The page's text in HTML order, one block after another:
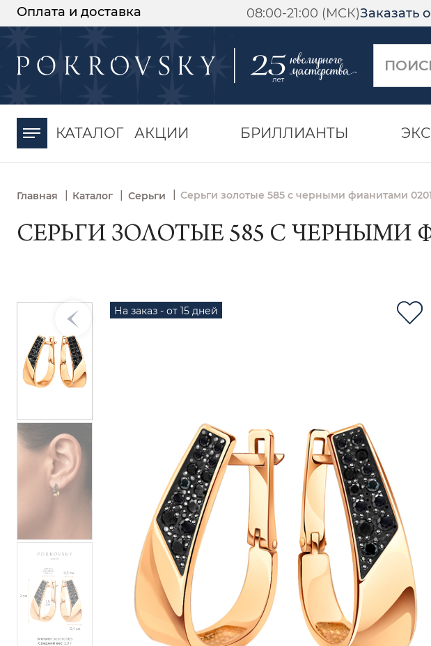
Оплата и доставка 08:00-21:00 (МСК)Заказать
КАТАЛОГ АКЦИИ БРИЛЛИАНТЫ
Главная | Каталог | Серьги Серьги золотые 585 с черными фианитами
СЕРЬГИ ЗОЛОТЫЕ 585 С ЧЕРНЫМИ
На заказ - от 15 дней
-30%
момента оплаты